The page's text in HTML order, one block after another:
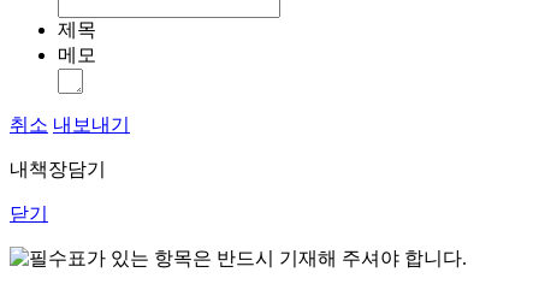
제목
메모
취소 내보내기
내책장담기
닫기
표가 있는 항목은 반드시 기재해 주셔야 합니다.